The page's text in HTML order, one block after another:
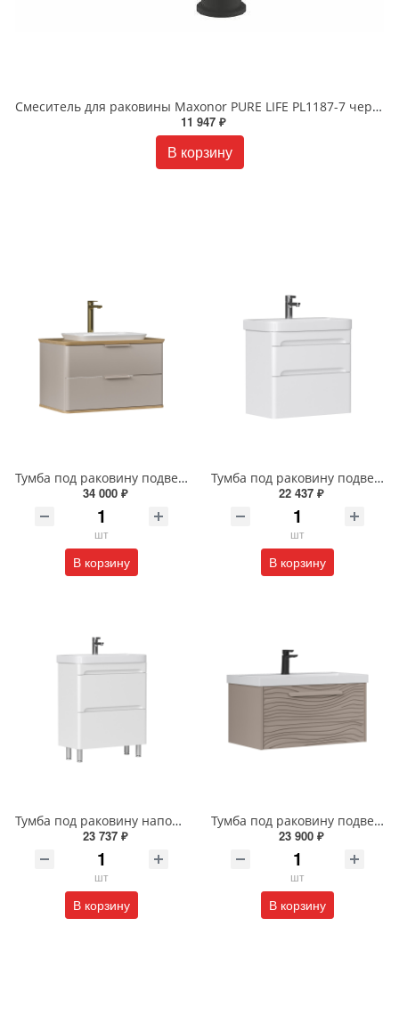
Смеситель для раковины Maxonor PURE LIFE PL1187-7 черный
11 947 ₽
В корзину
Тумба под раковину подвесная EQUIL Десерт 80.2Я/Desert 80.2Y с ручками в цвет амарок tpDSRT80.2Y-25R амарок/дуб
34 000 ₽
шт
В корзину
Тумба под раковину подвесная EQUIL Найс 70 см tpNICE70.2Y-05 белая
22 437 ₽
шт
В корзину
Тумба под раковину напольная EQUIL Найс 60 см tnNICE60.2Y-05 белая
23 737 ₽
шт
В корзину
Тумба под раковину подвесная EQUIL Глеам 80.1Я/Gleam 80.1Y амарок/дуб вотан tpGLEAM80.1Y-25
23 900 ₽
шт
В корзину